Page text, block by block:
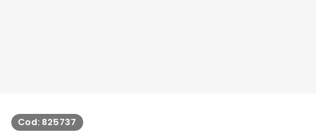
Cod: 825737